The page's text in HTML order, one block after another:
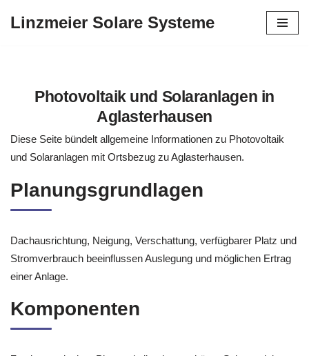
Linzmeier Solare Systeme
Photovoltaik und Solaranlagen in
Aglasterhausen
Diese Seite bündelt allgemeine Informationen zu Photovoltaik
und Solaranlagen mit Ortsbezug zu Aglasterhausen.
Planungsgrundlagen
Dachausrichtung, Neigung, Verschattung, verfügbarer Platz und
Stromverbrauch beeinflussen Auslegung und möglichen Ertrag
einer Anlage.
Komponenten